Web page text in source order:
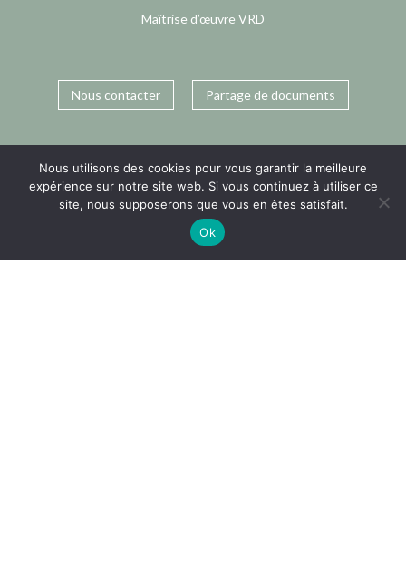
Maîtrise d’œuvre VRD
Nous contacter Partage de documents
Nous utilisons des cookies pour vous garantir la meilleure
expérience sur notre site web. Si vous continuez à utiliser ce
site, nous supposerons que vous en êtes satisfait.
Ok